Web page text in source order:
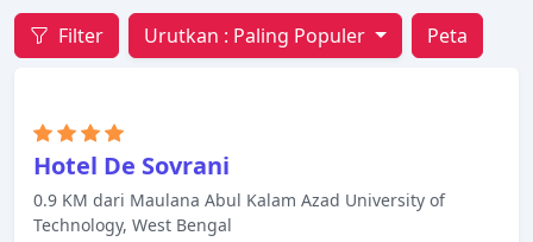
Filter Urutkan : Paling Populer Peta
Hotel De Sovrani
0.9 KM dari Maulana Abul Kalam Azad University of
Technology, West Bengal